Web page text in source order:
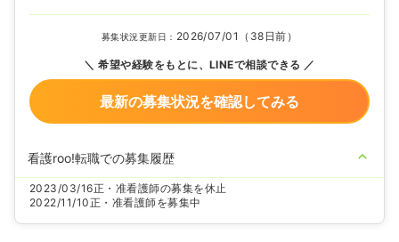
募集状況更新日： 2026/07/01（38日前）
希望や経験をもとに、LINEで相談できる
最新の募集状況を確認してみる
看護roo!転職での募集履歴
2023/03/16正・准看護師の募集を休止
2022/11/10正・准看護師を募集中